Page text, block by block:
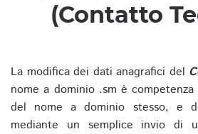
(Contatto
La modifica dei dati anagrafici del
nome a dominio .sm è competenza
del nome a dominio stesso, e
mediante un semplice invio di